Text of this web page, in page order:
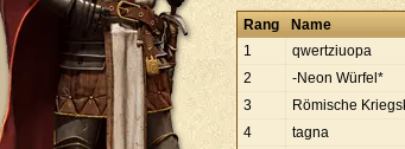
Rang Name
1
qwertziuopa
2
-Neon Würfel*
3
Römische
4
tagna